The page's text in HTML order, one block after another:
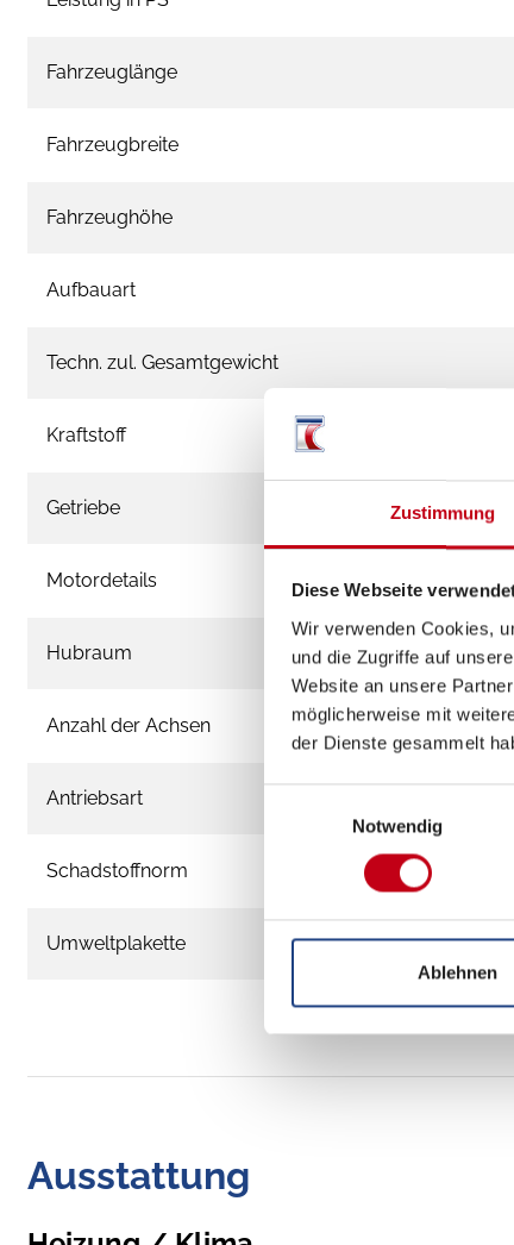
Zustimmung
Diese Webseite
Wir verwenden Cookies,
und die Zugriffe auf
Website an unsere
möglicherweise mit
der Dienste gesammelt
Notwendig
Ablehnen
Fahrzeuglänge
Fahrzeugbreite
Fahrzeughöhe
Aufbauart
Techn. zul. Gesamtgewicht
Kraftstoff
Getriebe
Motordetails
Hubraum
Anzahl der Achsen
Antriebsart
Schadstoffnorm
Umweltplakette
Ausstattung